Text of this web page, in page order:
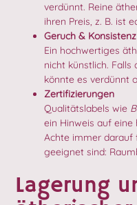
verdünnt. Reine
ihren Preis, z. B. ist
Geruch & Konsistenz
Ein hochwertiges
nicht künstlich.
könnte es verdünnt
Zertifizierungen
Qualitätslabels wie
ein Hinweis auf
Achte immer darauf
geeignet sind:
Lagerung